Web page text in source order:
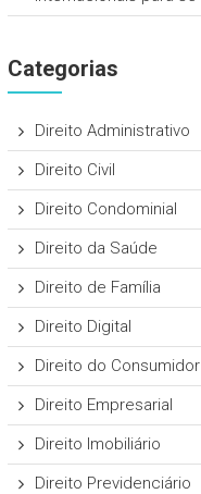
Categorias
Direito Administrativo
Direito Civil
Direito Condominial
Direito da Saúde
Direito de Família
Direito Digital
Direito do Consumidor
Direito Empresarial
Direito Imobiliário
Direito Previdenciário